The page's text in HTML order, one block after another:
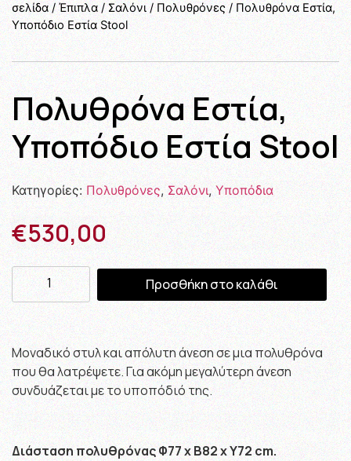
σελίδα / Έπιπλα /Σαλόνι /Πολυθρόνες/ Πολυθρόνα Εστία,
Υποπόδιο Εστία Stool
Πολυθρόνα Εστία,
Υποπόδιο Εστία Stool
Κατηγορίες:Πολυθρόνες, Σαλόνι,Υποπόδια
€530,00
Προσθήκη στο καλάθι
Μοναδικό στυλ και απόλυτη άνεση σε μια πολυθρόνα
που θα λατρέψετε. Για ακόμη μεγαλύτερη άνεση
συνδυάζεται με το υποπόδιό της.
Διάσταση πολυθρόνας Φ77 x B82 x Y72 cm.